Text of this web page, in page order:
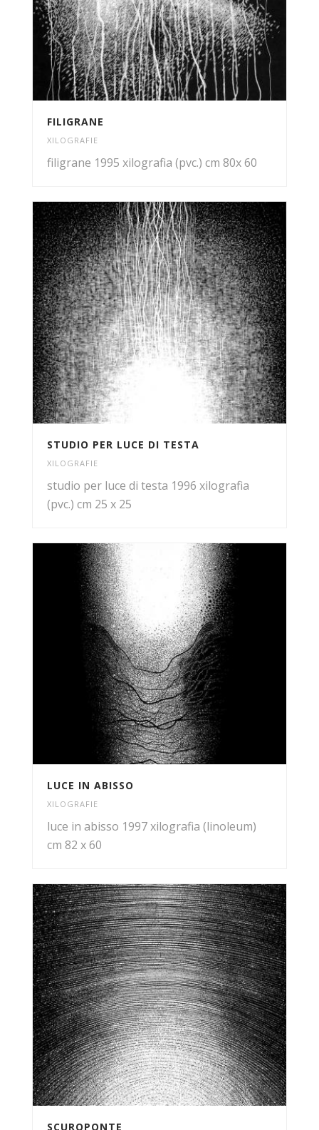
FILIGRANE
XILOGRAFIE
filigrane 1995 xilografia (pvc.) cm 80x 60
STUDIO PER LUCE DI TESTA
XILOGRAFIE
studio per luce di testa 1996 xilografia
(pvc.) cm 25 x 25
LUCE IN ABISSO
XILOGRAFIE
luce in abisso 1997 xilografia (linoleum)
cm 82 x 60
SCUROPONTE